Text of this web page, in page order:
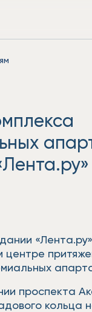
центре
проспекта
кольца